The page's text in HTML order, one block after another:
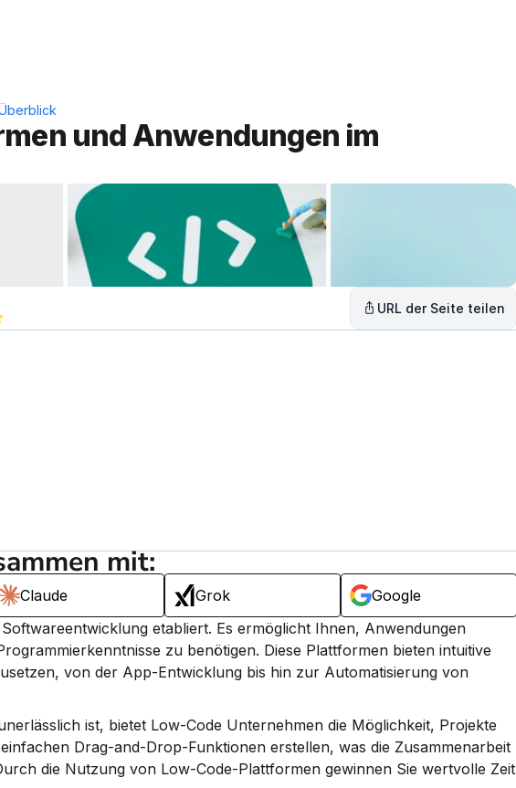
und Anwendungen im
URL der Seite teilen
mit:
Claude Grok
Google
etabliert. Es ermöglicht Ihnen, Anwendungen
zu benötigen. Diese Plattformen bieten intuitive
von der App-Entwicklung bis hin zur Automatisierung von
ist, bietet Low-Code Unternehmen die Möglichkeit, Projekte
Drag-and-Drop-Funktionen erstellen, was die Zusammenarbeit
die Nutzung von Low-Code-Plattformen gewinnen Sie wertvolle Zeit